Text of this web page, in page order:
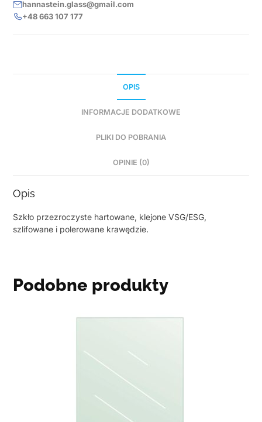
hannastein.glass@gmail.com
+48 663 107 177
OPIS
INFORMACJE DODATKOWE
PLIKI DO POBRANIA
OPINIE (0)
Opis
Szkło przezroczyste hartowane, klejone VSG/ESG,
szlifowane i polerowane krawędzie.
Podobne produkty